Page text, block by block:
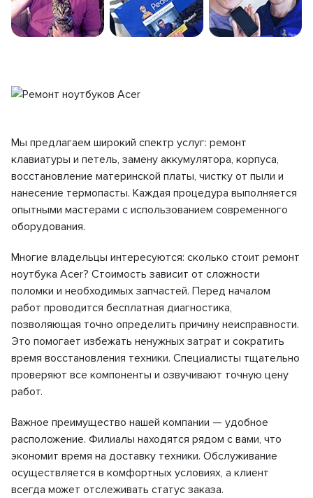
Мы предлагаем широкий спектр услуг: ремонт
клавиатуры и петель, замену аккумулятора, корпуса,
восстановление материнской платы, чистку от пыли и
нанесение термопасты. Каждая процедура выполняется
опытными мастерами с использованием современного
оборудования.
Многие владельцы интересуются: сколько стоит ремонт
ноутбука Acer? Стоимость зависит от сложности
поломки и необходимых запчастей. Перед началом
работ проводится бесплатная диагностика,
позволяющая точно определить причину неисправности.
Это помогает избежать ненужных затрат и сократить
время восстановления техники. Специалисты тщательно
проверяют все компоненты и озвучивают точную цену
работ.
Важное преимущество нашей компании — удобное
расположение. Филиалы находятся рядом с вами, что
экономит время на доставку техники. Обслуживание
осуществляется в комфортных условиях, а клиент
всегда может отслеживать статус заказа.